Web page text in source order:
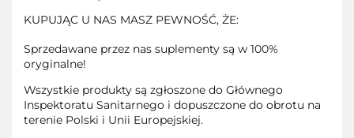
KUPUJĄC U NAS MASZ PEWNOŚĆ, ŻE:
Sprzedawane przez nas suplementy są w 100%
oryginalne!
Wszystkie produkty są zgłoszone do Głównego
Inspektoratu Sanitarnego i dopuszczone do obrotu na
terenie Polski i Unii Europejskiej.